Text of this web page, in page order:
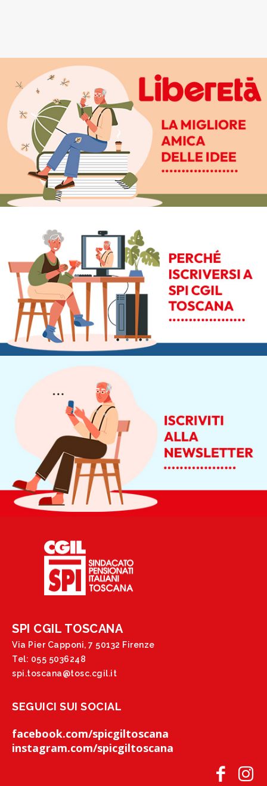
SPI CGIL TOSCANA
Via Pier Capponi, 7 50132 Firenze
Tel: 055 5036248
spi.toscana@tosc.cgil.it
SEGUICI SUI SOCIAL
facebook.com/spicgiltoscana
instagram.com/spicgiltoscana